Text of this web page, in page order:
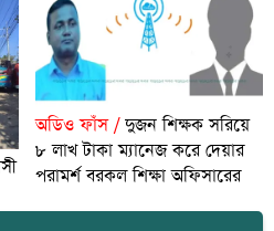
অডিও ফাঁস /দুজন শিক্ষক সরিয়ে
৮ লাখ টাকা ম্যানেজ করে দেয়ার
পরামর্শ বরকল শিক্ষা অফিসারের